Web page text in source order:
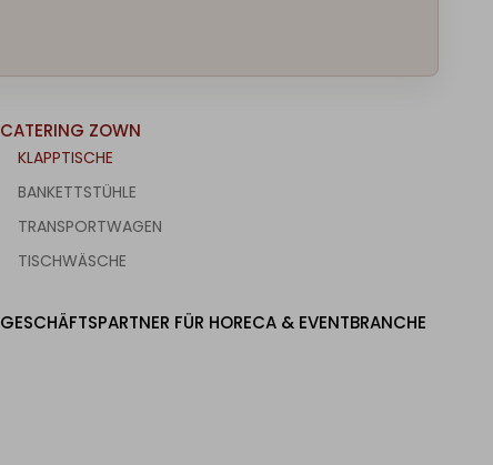
CATERING ZOWN
KLAPPTISCHE
BANKETTSTÜHLE
TRANSPORTWAGEN
TISCHWÄSCHE
GESCHÄFTSPARTNER FÜR HORECA & EVENTBRANCHE